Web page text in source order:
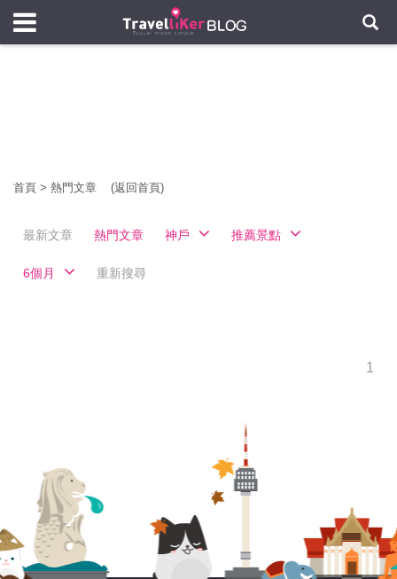
首頁 > 熱門文章 (返回首頁)
最新文章 熱門文章 神戶 推薦景點
6個月 重新搜尋
1